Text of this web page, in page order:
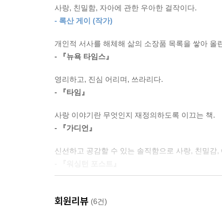
나는 내가 어떤 방식으로 사랑받고 싶은지, 혹은
했던 사람들이 나를 돌봐 주기에도 적합한 사람
---p.197
나는 그렇게 말함으로써 친구들을 웃게 만들었다.
---p.252
나는 결혼식을 꿈꾸는 여자아이였던 적이 한 번도
나는 왜 이럴까? 나는 그때 왜 그랬을까? 소설
질문들에 답하며 우리를 그의 삶에 기록된 기
보드게임처럼 예측할 수 없는 장소들을 오가게
열리는 마이애미주의 한 경기장, 그리고 텍사스
나도 모르는 채 새겨졌던 상처들을 깨닫는다.
가설은 자신의 상처, 결핍, 욕망에 대한 스스럼
사람을 떠나지 못하는 마음처럼 누구든 마주할
『두루미 아내』에 대한 열광을 이해하기는 어
사랑, 친밀함, 자아에 관한 우아한 걸작이다.
- 록산 게이 (작가)
개인적 서사를 해체해 삶의 소장품 목록을 쌓아
- 『뉴욕 타임스』
영리하고, 진심 어리며, 쓰라리다.
- 『타임』
사랑 이야기란 무엇인지 재정의하도록 이끄는 책.
- 『가디언』
신선하고 공감할 수 있는 솔직함으로 사랑, 친밀
- 『오프라 데일리』
회원리뷰 (6건)